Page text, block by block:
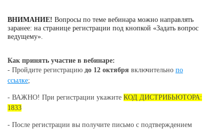
ВНИМАНИЕ! Вопросы по теме вебинара можно направлять
заранее: на странице регистрации под кнопкой «Задать вопрос
ведущему».
Как принять участие в вебинаре:
- Пройдите регистрацию до 12 октября включительно по
ссылке;
- ВАЖНО! При регистрации укажите КОД ДИСТРИБЬЮТОРА:
1833
- После регистрации вы получите письмо с подтверждением